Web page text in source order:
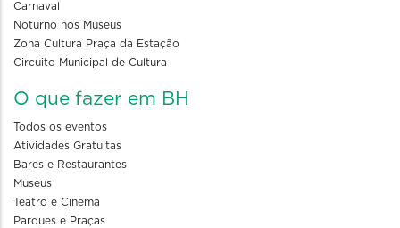
Carnaval
Noturno nos Museus
Zona Cultura Praça da Estação
Circuito Municipal de Cultura
O que fazer em BH
Todos os eventos
Atividades Gratuitas
Bares e Restaurantes
Museus
Teatro e Cinema
Parques e Praças